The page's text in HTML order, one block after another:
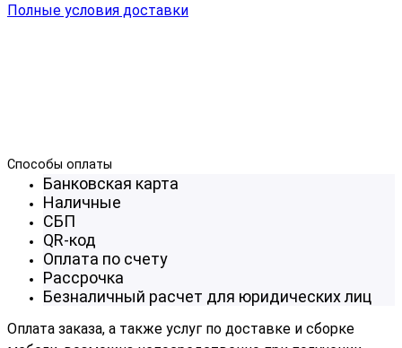
Полные условия доставки
Способы оплаты
Банковская карта
Наличные
СБП
QR-код
Оплата по счету
Рассрочка
Безналичный расчет для юридических лиц
Оплата заказа, а также услуг по доставке и сборке